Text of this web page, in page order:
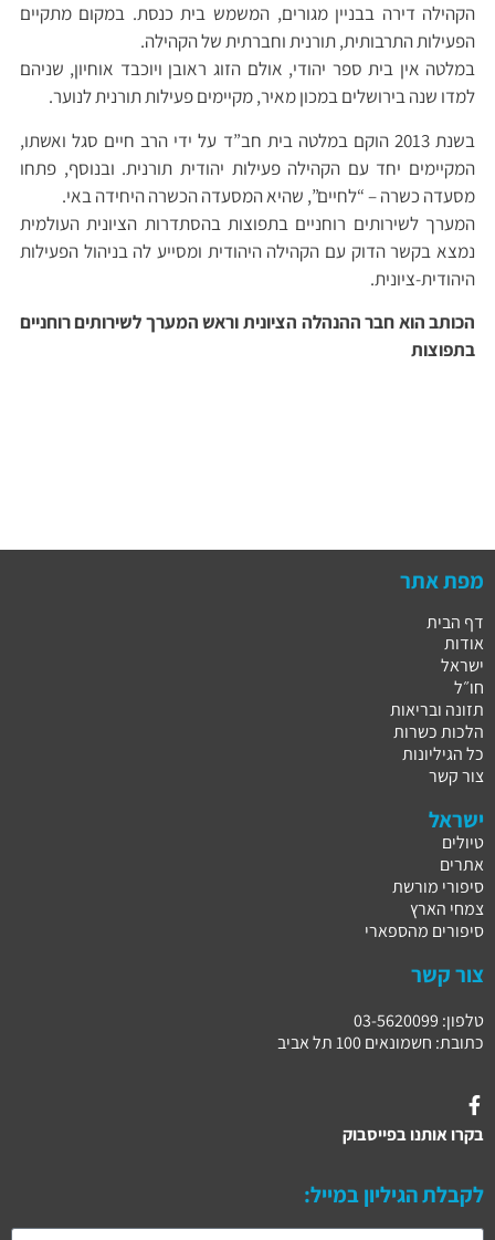
הקהילה דירה בבניין מגורים, המשמש בית כנסת. במקום מתקיים
הפעילות התרבותית, תורנית וחברתית של הקהילה.
במלטה אין בית ספר יהודי, אולם הזוג ראובן ויוכבד אוחיון, שניהם
למדו שנה בירושלים במכון מאיר, מקיימים פעילות תורנית לנוער.
בשנת 2013 הוקם במלטה בית חב”ד על ידי הרב חיים סגל ואשתו,
המקיימים יחד עם הקהילה פעילות יהודית תורנית. ובנוסף, פתחו
מסעדה כשרה – “לחיים”, שהיא המסעדה הכשרה היחידה באי.
המערך לשירותים רוחניים בתפוצות בהסתדרות הציונית העולמית
נמצא בקשר הדוק עם הקהילה היהודית ומסייע לה בניהול הפעילות
היהודית-ציונית.
הכותב הוא חבר ההנהלה הציונית וראש המערך לשירותים רוחניים
בתפוצות
מפת אתר
דף הבית
אודות
ישראל
חו״ל
תזונה ובריאות
הלכות כשרות
כל הגיליונות
צור קשר
ישראל
טיולים
אתרים
סיפורי מורשת
צמחי הארץ
סיפורים מהספארי
צור קשר
טלפון: 03-5620099
כתובת: חשמונאים 100 תל אביב
בקרו אותנו בפייסבוק
לקבלת הגיליון במייל: